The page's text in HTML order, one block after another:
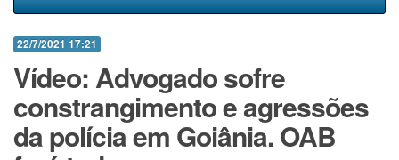
22/7/2021 17:21
Vídeo: Advogado sofre
constrangimento e agressões
da polícia em Goiânia. OAB